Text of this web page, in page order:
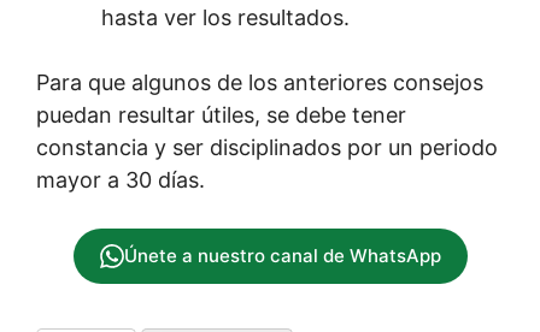
hasta ver los resultados.
Para que algunos de los anteriores consejos
puedan resultar útiles, se debe tener
constancia y ser disciplinados por un periodo
mayor a 30 días.
Únete a nuestro canal de WhatsApp